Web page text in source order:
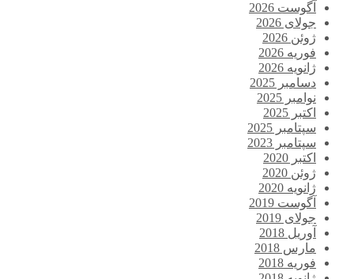
آگوست 2026
جولای 2026
ژوئن 2026
فوریه 2026
ژانویه 2026
دسامبر 2025
نوامبر 2025
اکتبر 2025
سپتامبر 2025
سپتامبر 2023
اکتبر 2020
ژوئن 2020
ژانویه 2020
آگوست 2019
جولای 2019
آوریل 2018
مارس 2018
فوریه 2018